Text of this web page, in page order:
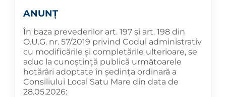
ANUNȚ
În baza prevederilor art. 197 și art. 198 din
O.U.G. nr. 57/2019 privind Codul administrativ
cu modificările și completările ulterioare, se
aduc la cunoştinţă publică următoarele
hotărâri adoptate în şedința ordinară a
Consiliului Local Satu Mare din data de
28.05.2026: